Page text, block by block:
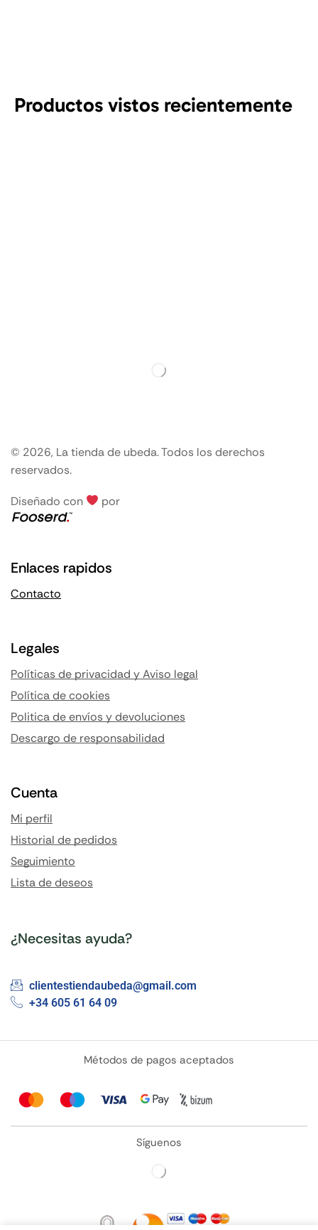
Productos vistos recientemente
© 2026, La tienda de ubeda. Todos los derechos
reservados.
Diseñado con por
Enlaces rapidos
Contacto
Legales
Políticas de privacidad y Aviso legal
Política de cookies
Politica de envíos y devoluciones
Descargo de responsabilidad
Cuenta
Mi perfil
Historial de pedidos
Seguimiento
Lista de deseos
¿Necesitas ayuda?
clientestiendaubeda@gmail.com
+34 605 61 64 09
Métodos de pagos aceptados
Síguenos